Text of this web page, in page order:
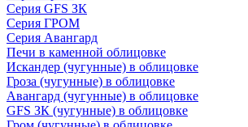
Серия GFS ЗК
Серия ГРОМ
Серия Авангард
Печи в каменной облицовке
Искандер (чугунные) в облицовке
Гроза (чугунные) в облицовке
Авангард (чугунные) в облицовке
GFS ЗК (чугунные) в облицовке